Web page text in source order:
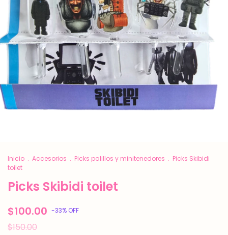
Inicio . Accesorios . Picks palillos y minitenedores . Picks Skibidi
toilet
Picks Skibidi toilet
$100.00 -33% OFF
$150.00